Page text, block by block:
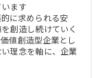
ます
に求められる安
創造し続けていく
値創造型企業とし
理念を軸に、企業